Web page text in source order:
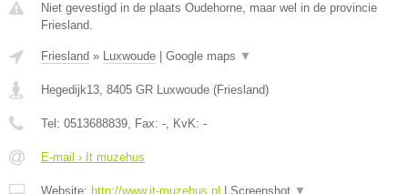
Niet gevestigd in de plaats Oudehorne, maar wel in de provincie
Friesland.
Friesland » Luxwoude Google maps ▼
Hegedijk13, 8405 GR Luxwoude (Friesland)
Tel: 0513688839, Fax: -, KvK: -
E-mail › It muzehus
Website: http://www.it-muzehus.nl Screenshot ▼